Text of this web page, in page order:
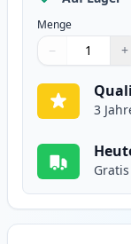
Menge
Verwenden
− +
1
3